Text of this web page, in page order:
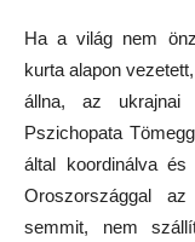
Ha a világ nem
kurta alapon
állna, az
Pszichopata
által koordinálva
Oroszországgal
semmit, nem